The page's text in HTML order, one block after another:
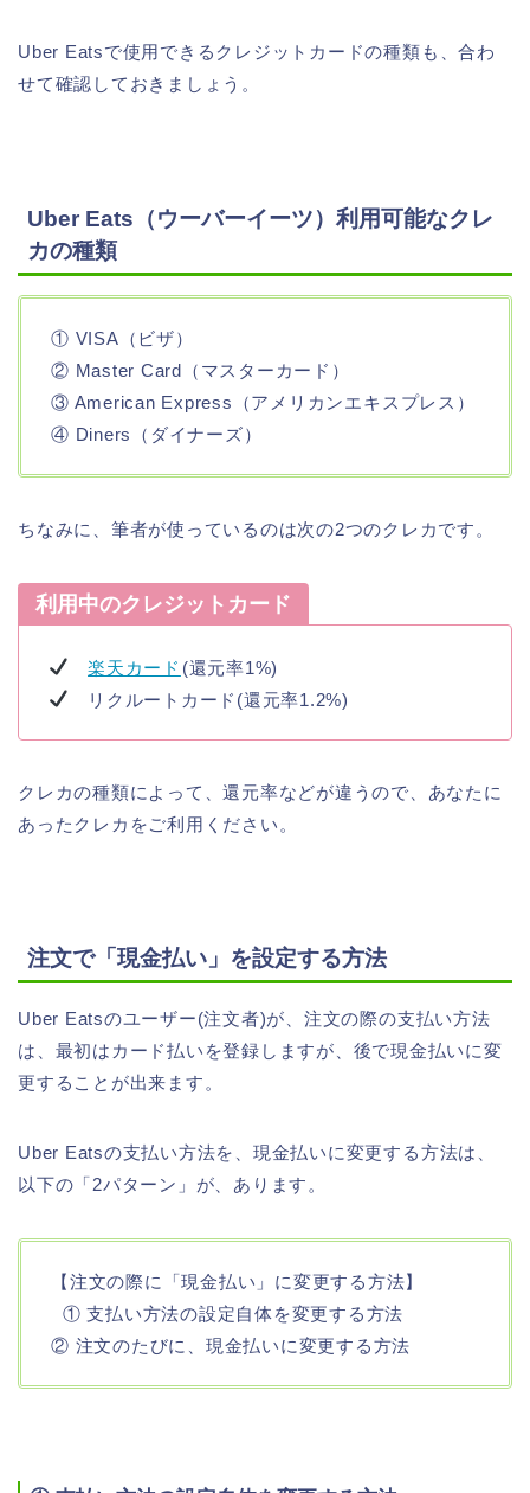
Uber Eatsで使用できるクレジットカードの種類も、合わ
せて確認しておきましょう。
Uber Eats（ウーバーイーツ）利用可能なクレ
カの種類
① VISA（ビザ）
② Master Card（マスターカード）
③ American Express（アメリカンエキスプレス）
④ Diners（ダイナーズ）
ちなみに、筆者が使っているのは次の2つのクレカです。
利用中のクレジットカード
楽天カード (還元率1%)
リクルートカード(還元率1.2%)
クレカの種類によって、還元率などが違うので、あなたに
あったクレカをご利用ください。
注文で「現金払い」を設定する方法
Uber Eatsのユーザー(注文者)が、注文の際の支払い方法
は、最初はカード払いを登録しますが、後で現金払いに変
更することが出来ます。
Uber Eatsの支払い方法を、現金払いに変更する方法は、
以下の「2パターン」が、あります。
【注文の際に「現金払い」に変更する方法】
① 支払い方法の設定自体を変更する方法
② 注文のたびに、現金払いに変更する方法